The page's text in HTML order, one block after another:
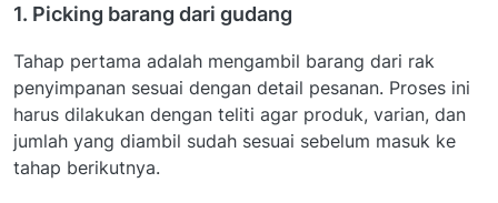
1. Picking barang dari gudang
Tahap pertama adalah mengambil barang dari rak
penyimpanan sesuai dengan detail pesanan. Proses ini
harus dilakukan dengan teliti agar produk, varian, dan
jumlah yang diambil sudah sesuai sebelum masuk ke
tahap berikutnya.